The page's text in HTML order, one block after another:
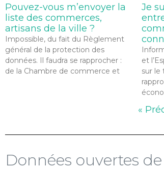
Pouvez-vous m’envoyer la
liste des commerces,
artisans de la ville ?
Impossible, du fait du Règlement
général de la protection des
données. Il faudra se rapprocher :
de la Chambre de commerce et
Je
et
sur le
«
Données ouvertes